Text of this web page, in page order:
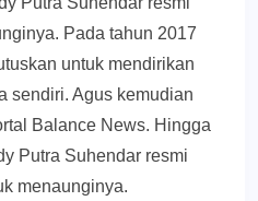
Pada tahun 2017
untuk mendirikan
sendiri. Agus kemudian
Balance News. Hingga
Putra Suhendar resmi
menaunginya.